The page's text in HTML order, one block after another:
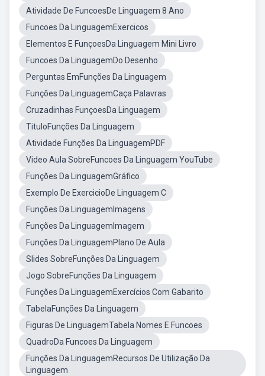
Atividade De FuncoesDe Linguagem 8 Ano
Funcoes Da LinguagemExercicos
Elementos E FunçoesDa Linguagem Mini Livro
Funcoes Da LinguagemDo Desenho
Perguntas EmFunções Da Linguagem
Funções Da LinguagemCaça Palavras
Cruzadinhas FunçoesDa Linguagem
TituloFunções Da Linguagem
Atividade Funções Da LinguagemPDF
Video Aula SobreFuncoes Da Linguagem YouTube
Funções Da LinguagemGráfico
Exemplo De ExercicioDe Linguagem C
Funções Da LinguagemImagens
Funções Da LinguagemImagem
Funções Da LinguagemPlano De Aula
Slides SobreFunções Da Linguagem
Jogo SobreFunções Da Linguagem
Funções Da LinguagemExercícios Com Gabarito
TabelaFunções Da Linguagem
Figuras De LinguagemTabela Nomes E Funcoes
QuadroDa Funcoes Da Linguagem
Funções Da LinguagemRecursos De Utilização Da
Linguagem